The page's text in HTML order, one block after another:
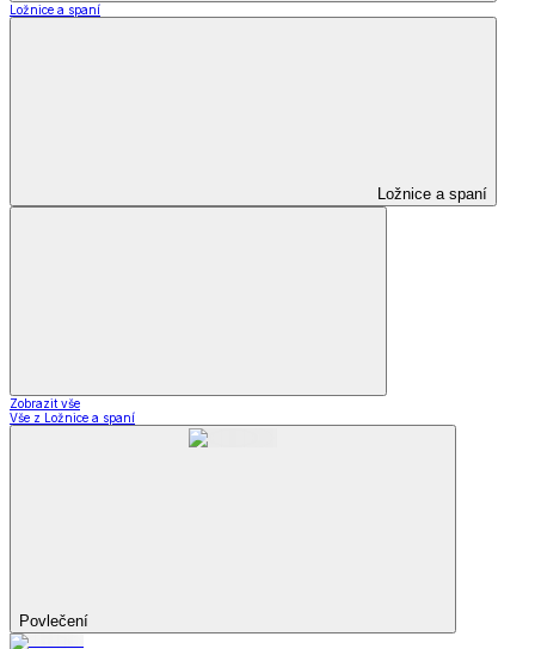
Ložnice a spaní
Ložnice a spaní
Zobrazit vše
Vše z Ložnice a spaní
Povlečení